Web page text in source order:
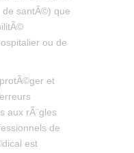
santÃ©) que
ou de
et
aux rÃ¨gles
de
est